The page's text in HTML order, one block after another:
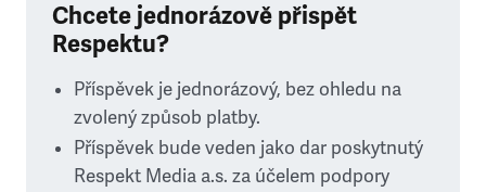
Chcete jednorázově přispět
Respektu?
Příspěvek je jednorázový, bez ohledu na
zvolený způsob platby.
Příspěvek bude veden jako dar poskytnutý
Respekt Media a.s. za účelem podpory